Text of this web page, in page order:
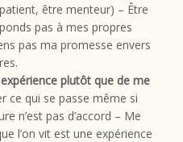
être menteur) – Être
pas à mes propres
pas ma promesse envers
plutôt que de me
ce qui se passe même si
n’est pas d’accord – Me
l’on vit est une expérience